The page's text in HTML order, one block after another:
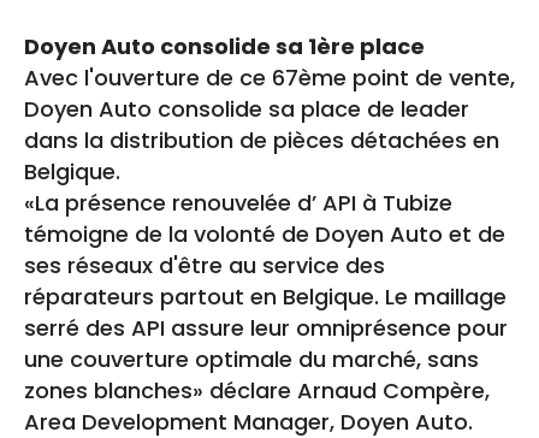
Doyen Auto consolide sa 1ère place
Avec l'ouverture de ce 67ème point de vente,
Doyen Auto consolide sa place de leader
dans la distribution de pièces détachées en
Belgique.
«La présence renouvelée d’ API à Tubize
témoigne de la volonté de Doyen Auto et de
ses réseaux d'être au service des
réparateurs partout en Belgique. Le maillage
serré des API assure leur omniprésence pour
une couverture optimale du marché, sans
zones blanches» déclare Arnaud Compère,
Area Development Manager, Doyen Auto.